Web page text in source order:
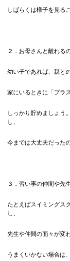
しばらくは様子を見る
２．お母さんと離れる
幼い子であれば、親と
家にいるときに「プラ
しっかり貯めましょう
し、
今までは大丈夫だった
３．習い事の仲間や先
たとえばスイミングス
し、
先生や仲間の面々が変
うまくいかない場合は